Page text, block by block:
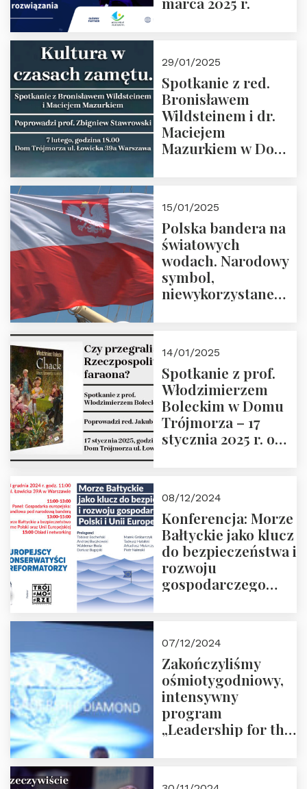
29/01/2025
Spotkanie z red.
Bronisławem
Wildsteinem i dr.
Maciejem
Mazurkiem w Domu
Prowadzi prof.
Zbigniew
Stawrowski
15/01/2025
Polska bandera na
światowych
wodach. Narodowy
symbol,
niewykorzystane
14/01/2025
Spotkanie z prof.
Włodzimierzem
Boleckim w Domu
Trójmorza – 17
stycznia 2025 r. o
08/12/2024
Konferencja: Morze
Bałtyckie jako klucz
do bezpieczeństwa i
rozwoju
gospodarczego
ZAPRASZAMY
07/12/2024
Zakończyliśmy
ośmiotygodniowy,
intensywny
program
„Leadership for the